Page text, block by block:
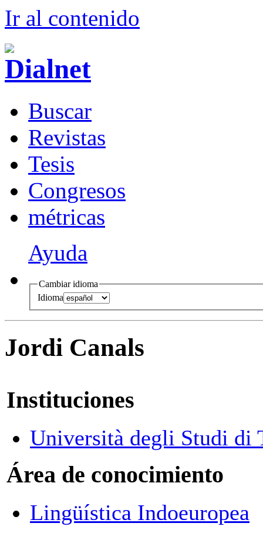
Ir al contenido
Buscar
Revistas
Tesis
Congresos
métricas
Ayuda
Cambiar idioma
Idioma
Jordi Canals
Instituciones
Università degli Studi di
Área de conocimiento
Lingüística Indoeuropea